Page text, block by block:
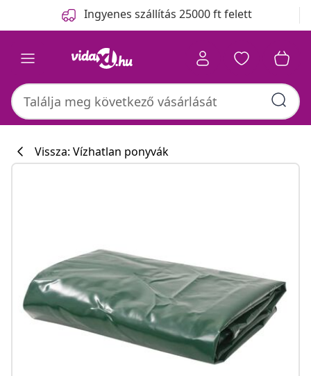
Ingyenes szállítás 25000 ft felett
Vissza: Vízhatlan ponyvák